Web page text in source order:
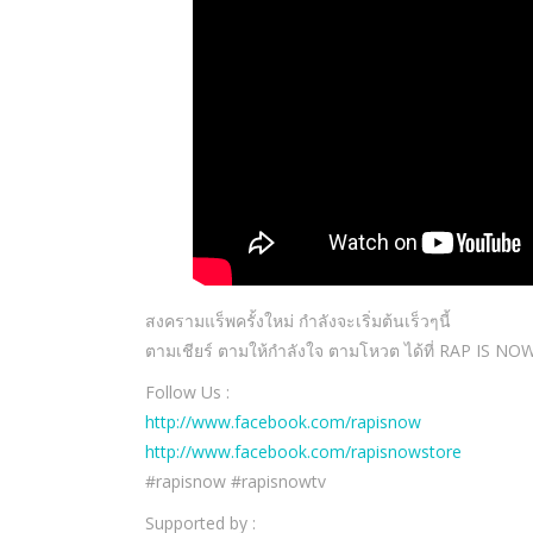
สงครามแร็พครั้งใหม่ กำลังจะเริ่มต้นเร็วๆนี้
ตามเชียร์ ตามให้กำลังใจ ตามโหวต ได้ที่ RAP IS
Follow Us :
http://www.facebook.com/rapisnow
http://www.facebook.com/rapisnowstore
#rapisnow #rapisnowtv
Supported by :